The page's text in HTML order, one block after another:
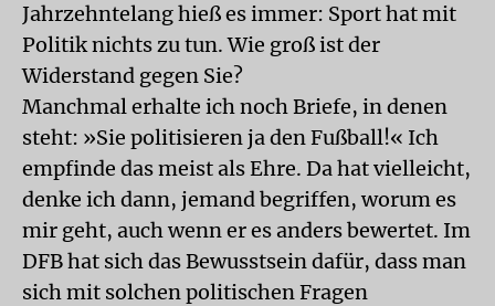
Jahrzehntelang hieß es immer: Sport hat mit
Politik nichts zu tun. Wie groß ist der
Widerstand gegen Sie?
Manchmal erhalte ich noch Briefe, in denen
steht: »Sie politisieren ja den Fußball!« Ich
empfinde das meist als Ehre. Da hat vielleicht,
denke ich dann, jemand begriffen, worum es
mir geht, auch wenn er es anders bewertet. Im
DFB hat sich das Bewusstsein dafür, dass man
sich mit solchen politischen Fragen